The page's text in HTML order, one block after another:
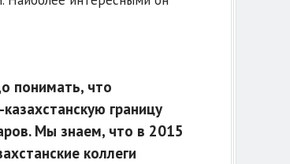
понимать, что
границу
Мы знаем, что в 2015
коллеги